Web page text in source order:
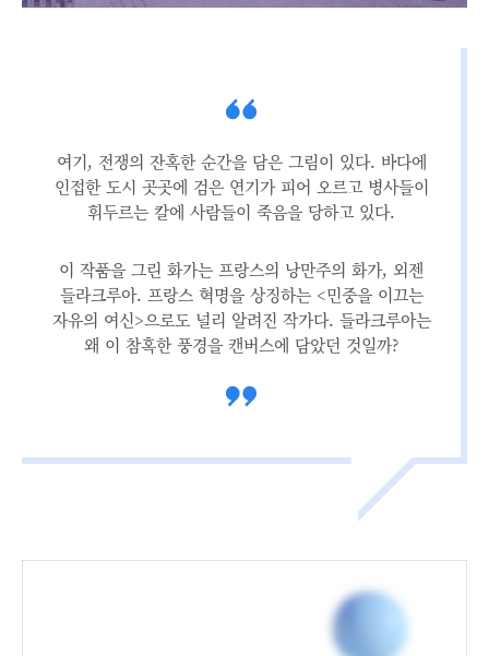
여기, 전쟁의 잔혹한 순간을 담은 그림이 있다. 바다에
인접한 도시 곳곳에 검은 연기가 피어 오르고 병사들이
휘두르는 칼에 사람들이 죽음을 당하고 있다.
이 작품을 그린 화가는 프랑스의 낭만주의 화가, 외젠
들라크루아. 프랑스 혁명을 상징하는 <민중을 이끄는
자유의 여신>으로도 널리 알려진 작가다. 들라크루아는
왜 이 참혹한 풍경을 캔버스에 담았던 것일까?